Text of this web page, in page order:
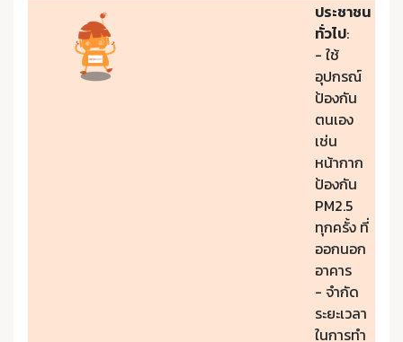
ประชาชน
ทั่วไป:
- ใช้
อุปกรณ์
ป้องกัน
ตนเอง
เช่น
หน้ากาก
ป้องกัน
PM2.5
ทุกครั้ง ที่
ออกนอก
อาคาร
- จำกัด
ระยะเวลา
ในการทำ